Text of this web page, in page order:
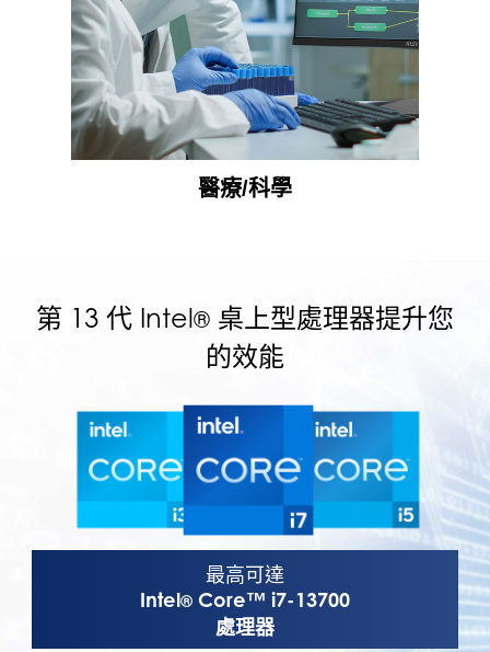
醫療/科學
第 13 代 Intel® 桌上型處理器提升您
的效能
最高可達
Intel® Core™ i7-13700
處理器